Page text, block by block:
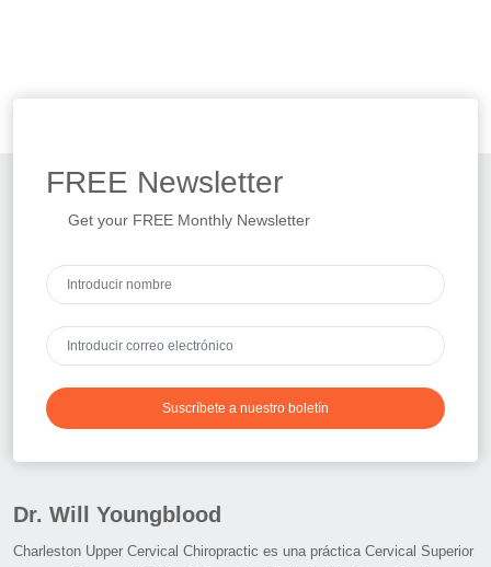
FREE Newsletter
Get your FREE Monthly Newsletter
Suscríbete a nuestro boletín
Dr. Will Youngblood
Charleston Upper Cervical Chiropractic es una práctica Cervical Superior